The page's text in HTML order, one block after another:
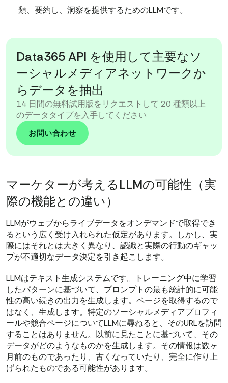
類、要約し、洞察を提供するためのLLMです。
Data365 API を使用して主要なソ
ーシャルメディアネットワークか
らデータを抽出
14 日間の無料試用版をリクエストして 20 種類以上
のデータタイプを入手してください
お問い合わせ
マーケターが考えるLLMの可能性（実
際の機能との違い）
LLMがウェブからライブデータをオンデマンドで取得でき
るという広く受け入れられた仮定があります。しかし、実
際にはそれとは大きく異なり、認識と実際の行動のギャッ
プが不適切なデータ決定を引き起こします。
LLMはテキスト生成システムです。トレーニング中に学習
したパターンに基づいて、プロンプトの最も統計的に可能
性の高い続きの出力を生成します。ページを取得するので
はなく、生成します。特定のソーシャルメディアプロフィ
ールや競合ページについてLLMに尋ねると、そのURLを訪問
することはありません。以前に見たことに基づいて、その
データがどのようなものかを生成します。その情報は数ヶ
月前のものであったり、古くなっていたり、完全に作り上
げられたものである可能性があります。